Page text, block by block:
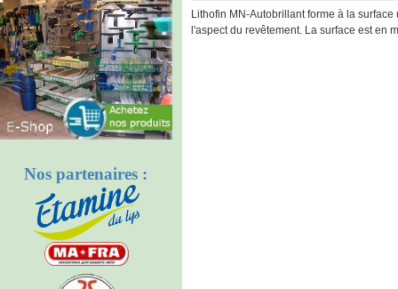
Nos partenaires :
Lithofin MN-Autobrillant forme à la
l'aspect du revêtement. La surface est en